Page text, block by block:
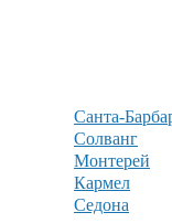
Санта-
Солванг
Монтерей
Кармел
Седона